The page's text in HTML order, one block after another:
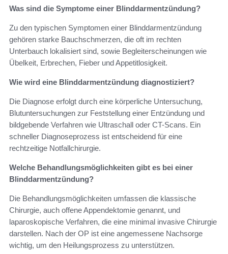
Was sind die Symptome einer Blinddarmentzündung?
Zu den typischen Symptomen einer Blinddarmentzündung
gehören starke Bauchschmerzen, die oft im rechten
Unterbauch lokalisiert sind, sowie Begleiterscheinungen wie
Übelkeit, Erbrechen, Fieber und Appetitlosigkeit.
Wie wird eine Blinddarmentzündung diagnostiziert?
Die Diagnose erfolgt durch eine körperliche Untersuchung,
Blutuntersuchungen zur Feststellung einer Entzündung und
bildgebende Verfahren wie Ultraschall oder CT-Scans. Ein
schneller Diagnoseprozess ist entscheidend für eine
rechtzeitige Notfallchirurgie.
Welche Behandlungsmöglichkeiten gibt es bei einer
Blinddarmentzündung?
Die Behandlungsmöglichkeiten umfassen die klassische
Chirurgie, auch offene Appendektomie genannt, und
laparoskopische Verfahren, die eine minimal invasive Chirurgie
darstellen. Nach der OP ist eine angemessene Nachsorge
wichtig, um den Heilungsprozess zu unterstützen.